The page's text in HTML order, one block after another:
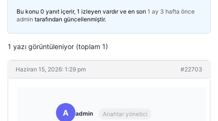
Bu konu 0 yanıt içerir, 1 izleyen vardır ve en son 1 ay 3 hafta önce
admin tarafından güncellenmiştir.
1 yazı görüntüleniyor (toplam 1)
Haziran 15, 2026: 1:29 pm #22703
A admin Anahtar yönetici